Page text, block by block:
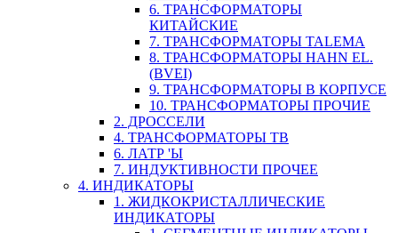
6. ТРАНСФОРМАТОРЫ
КИТАЙСКИЕ
7. ТРАНСФОРМАТОРЫ TALEMA
8. ТРАНСФОРМАТОРЫ HAHN EL.
(BVEI)
9. ТРАНСФОРМАТОРЫ В КОРПУСЕ
10. ТРАНСФОРМАТОРЫ ПРОЧИЕ
2. ДРОССЕЛИ
4. ТРАНСФОРМАТОРЫ ТВ
6. ЛАТР 'Ы
7. ИНДУКТИВНОСТИ ПРОЧЕЕ
4. ИНДИКАТОРЫ
1. ЖИДКОКРИСТАЛЛИЧЕСКИЕ
ИНДИКАТОРЫ